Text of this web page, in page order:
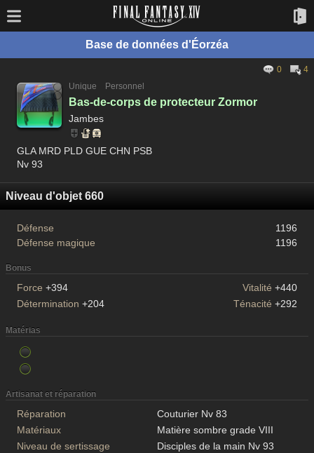
Base de données d'Éorzéa
0
4
Unique
Personnel
Bas-de-corps de protecteur Zormor
Jambes
GLA MRD PLD GUE CHN PSB
Nv 93
Niveau d'objet 660
Défense
1196
Défense magique
1196
Bonus
Force +394 Vitalité +440
Détermination +204 Ténacité +292
Matérias
Artisanat et réparation
Réparation
Couturier Nv 83
Matériaux
Matière sombre grade VIII
Niveau de sertissage
Disciples de la main Nv 93